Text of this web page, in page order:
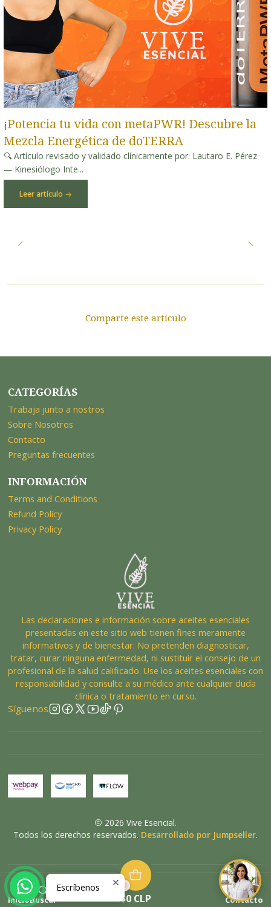
InicioBuscar
0
$0 CLP Contacto
¡Potencia tu vida con metaPWR! Descubre la
Mezcla Energética de doTERRA
🔍 Artículo revisado y validado clínicamente por: Lautaro E. Pérez
— Kinesiólogo Inte...
Leer artículo
Comparte este artículo
CATEGORÍAS
Trabaja junto a nostros
Sobre Nosotros
Contacto
Preguntas frecuentes
INFORMACIÓN
Terms and Conditions
Refund Policy
Privacy Policy
Las declaraciones e información sobre aceites esenciales
presentadas en este sitio web tienen fines meramente
informativos y de bienestar. No pretenden diagnosticar,
tratar, curar ninguna enfermedad, ni sustituir el consejo de un
profesional de la salud calificado. Use los aceites esenciales con
responsabilidad y consulte a su médico ante cualquier duda
clínica o tratamiento en curso.
Síguenos
2026 Vive Esencial.
Todos los derechos reservados. Desarrollado por Jumpseller.
VOLVER ARRIBA
Escríbenos